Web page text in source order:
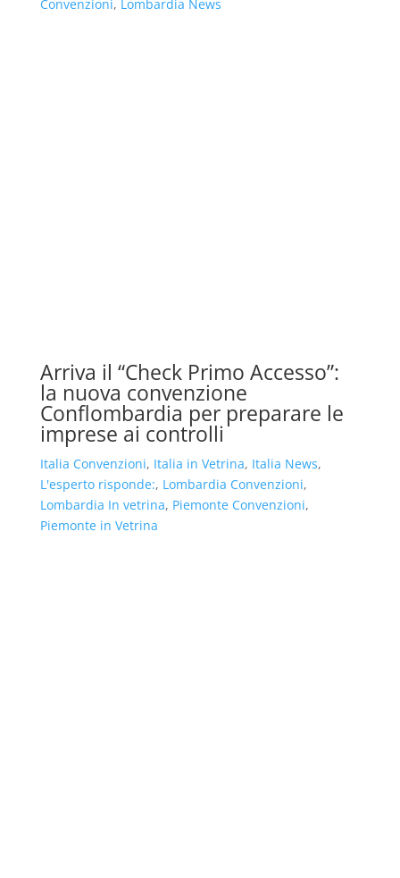
Convenzioni, Lombardia News
Arriva il “Check Primo Accesso”:
la nuova convenzione
Conflombardia per preparare le
imprese ai controlli
Italia Convenzioni, Italia in Vetrina, Italia News,
L'esperto risponde:, Lombardia Convenzioni,
Lombardia In vetrina, Piemonte Convenzioni,
Piemonte in Vetrina